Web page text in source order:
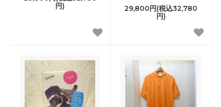
円)
29,800円(税込32,780
円)